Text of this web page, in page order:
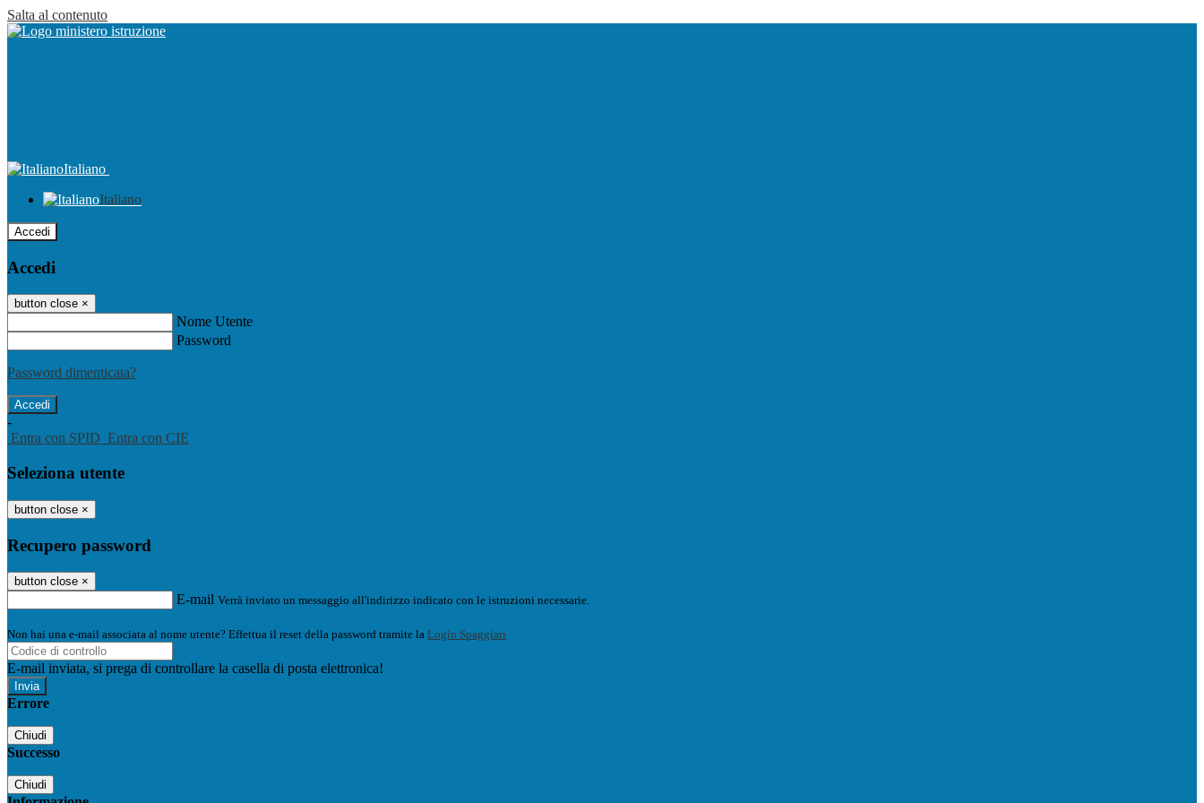
Salta al contenuto
Italiano
Italiano
Accedi
Accedi
button close ×
Nome Utente
Password
Password dimenticata?
-
Entra con SPID Entra con CIE
Seleziona utente
button close ×
Recupero password
button close ×
E-mail Verrà inviato un messaggio all'indirizzo indicato con le istruzioni necessarie.
Non hai una e-mail associata al nome utente? Effettua il reset della password tramite la Login Spaggiari
E-mail inviata, si prega di controllare la casella di posta elettronica!
Errore
Chiudi
Successo
Chiudi